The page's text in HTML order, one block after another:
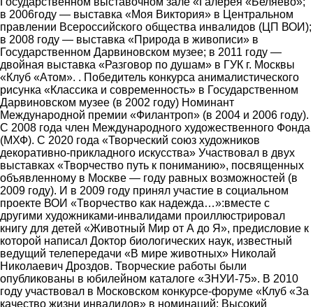
в 2006году ― выставка «Моя Виктория» в Центральном
правлении Всероссийского общества инвалидов (ЦП ВОИ);
в 2008 году ― выставка «Природа в живописи» в
Государственном Дарвиновском музее; в 2011 году ―
двойная выставка «Разговор по душам» в ГУК г. Москвы
«Клуб «Атом». . Победитель конкурса анималистического
рисунка «Классика и современность» в Государственном
Дарвиновском музее (в 2002 году) Номинант
Международной премии «Филантроп» (в 2004 и 2006 году).
С 2008 года член Международного художественного Фонда
(МХФ). С 2020 года «Творческий союз художников
декоративно-прикладного искусства» Участвовал в двух
выставках «Творчество путь к пониманию», посвященных
объявленному в Москве ― году равных возможностей (в
2009 году). И в 2009 году принял участие в социальном
проекте ВОИ «Творчество как надежда…»:вместе с
другими художниками-инвалидами проиллюстрировал
книгу для детей «Животный Мир от А до Я», предисловие к
которой написал Доктор биологических наук, известный
ведущий телепередачи «В мире животных» Николай
Николаевич Дроздов. Творческие работы были
опубликованы в юбилейном каталоге «ЗНУИ-75». В 2010
году участвовал в Московском конкурсе-форуме «Клуб «За
качество жизни инвалидов» в номинаций: Высокий